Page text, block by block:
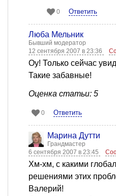
0 Ответить
Люба Мельник
Бывший модератор
12 сентября 2007 в 23:36
Оу! Только сейчас
Такие забавные!
Оценка статьи: 5
0 Ответить
Марина Дутти
Грандмастер
6 сентября 2007 в 23:45
Хм-хм, с какими
решениями этих
Валерий!